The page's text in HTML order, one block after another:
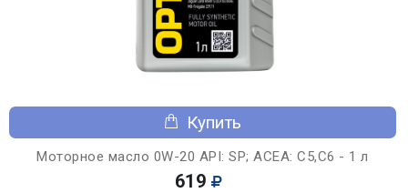
Купить
Моторное масло 0W-20 API: SP; ACEA: C5,C6 - 1 л
619